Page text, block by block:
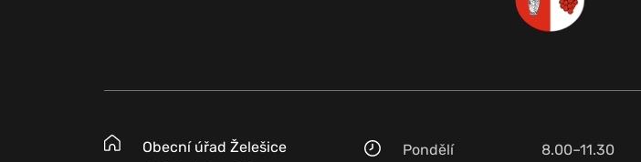
Obecní úřad Želešice
Pondělí 8.00–11.30